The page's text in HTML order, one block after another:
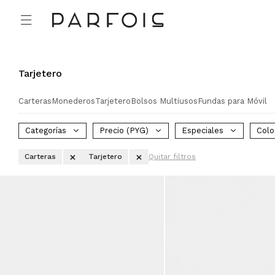

Tarjetero
Carteras MonederosTarjetero Bolsos Multiusos Fundas para Móvil
Categorías Precio (PYG) Especiales
Carteras Tarjetero Quitar filtros